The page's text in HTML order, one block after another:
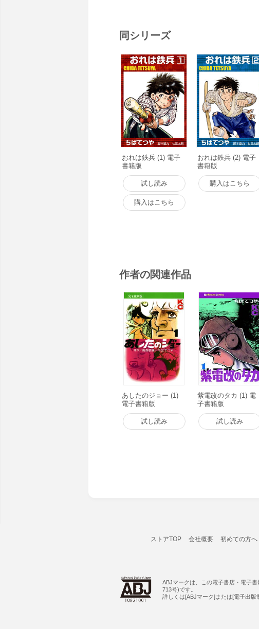
同シリーズ
おれは鉄兵 (1) 電子
書籍版
試し読み
購入はこちら
おれは鉄兵 (2) 電子
書籍版
購入はこちら
作者の関連作品
あしたのジョー (1)
電子書籍版
試し読み
紫電改のタカ (1) 電
子書籍版
試し読み
ストアTOP 会社概要 初めての方へ
ABJマークは、この電子書店・電子
713号)です。
詳しくは[ABJマーク]または[電子出版